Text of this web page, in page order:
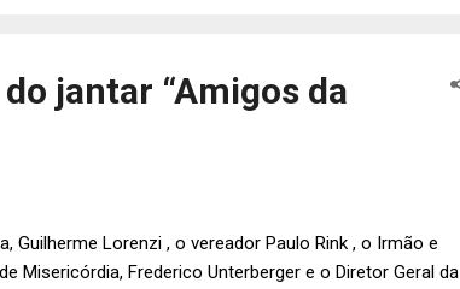
jantar “Amigos da
Guilherme Lorenzi , o vereador Paulo Rink , o Irmão e
Misericórdia, Frederico Unterberger e o Diretor Geral da